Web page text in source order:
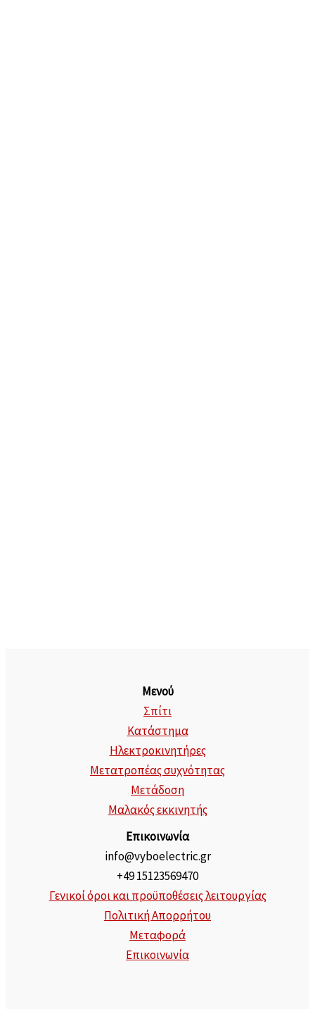
Μενού
Σπίτι
Κατάστημα
Ηλεκτροκινητήρες
Μετατροπέας συχνότητας
Μετάδοση
Μαλακός εκκινητής
Επικοινωνία
info@vyboelectric.gr
+49 15123569470
Γενικοί όροι και προϋποθέσεις λειτουργίας
Πολιτική Απορρήτου
Μεταφορά
Επικοινωνία